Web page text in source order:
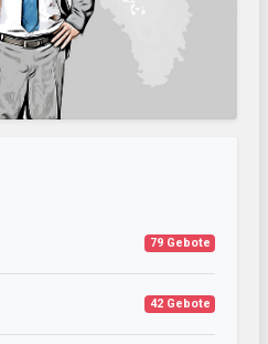
79 Gebote
42 Gebote